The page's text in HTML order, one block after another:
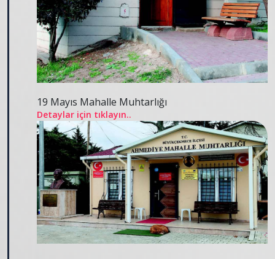
19 Mayıs Mahalle Muhtarlığı
Detaylar için tıklayın..